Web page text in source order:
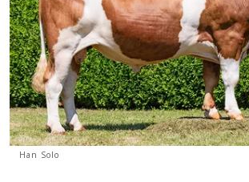
Han Solo